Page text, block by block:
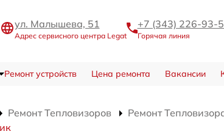
ул. Малышева, 51
Адрес сервисного центра Legat
+7 (343) 226-93-
Горячая линия
Ремонт устройств Цена ремонта Вакансии
Ремонт Тепловизоров
Ремонт